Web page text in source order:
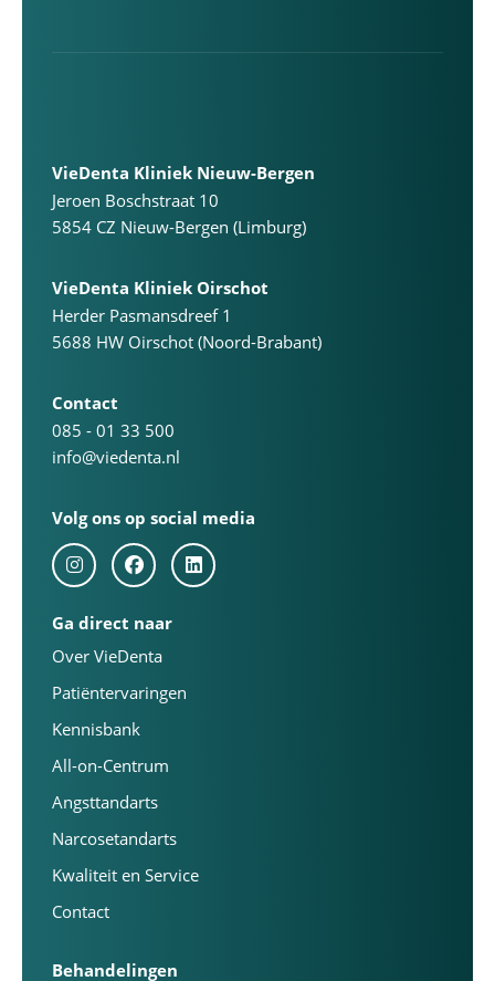
VieDenta Kliniek Nieuw-Bergen
Jeroen Boschstraat 10
5854 CZ Nieuw-Bergen (Limburg)
VieDenta Kliniek Oirschot
Herder Pasmansdreef 1
5688 HW Oirschot (Noord-Brabant)
Contact
085 - 01 33 500
info@viedenta.nl
Volg ons op social media
Ga direct naar
Over VieDenta
Patiëntervaringen
Kennisbank
All-on-Centrum
Angsttandarts
Narcosetandarts
Kwaliteit en Service
Contact
Behandelingen